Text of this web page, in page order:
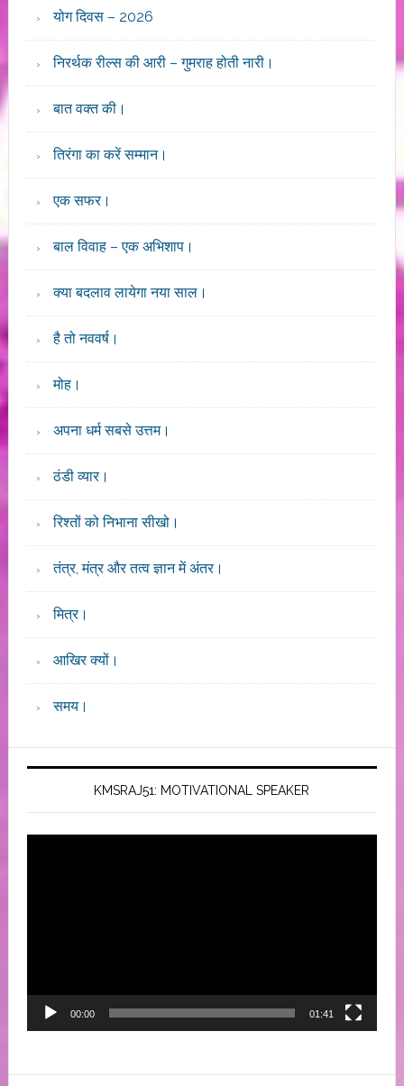
योग दिवस – 2026
निरर्थक रील्स की आरी – गुमराह होती नारी।
बात वक्त की।
तिरंगा का करें सम्मान।
एक सफर।
बाल विवाह – एक अभिशाप।
क्या बदलाव लायेगा नया साल।
है तो नववर्ष।
मोह।
अपना धर्म सबसे उत्तम।
ठंडी व्यार।
रिश्तों को निभाना सीखो।
तंत्र, मंत्र और तत्व ज्ञान में अंतर।
मित्र।
आखिर क्यों।
समय।
KMSRAJ51: MOTIVATIONAL SPEAKER
00:00 01:41